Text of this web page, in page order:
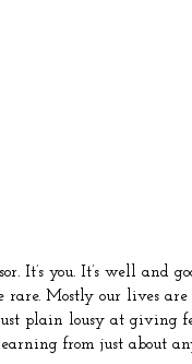
you. It’s well and
Mostly our lives
plain lousy at giving
from just about